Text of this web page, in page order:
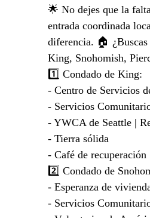
🌟 No dejes que la
entrada coordinada
diferencia. 🏠 ¿Buscas
King, Snohomish,
1️⃣ Condado de King:
- Centro de Servicios
- Servicios
- YWCA de Seattle |
- Tierra sólida
- Café de recuperación
2️⃣ Condado de
- Esperanza de
- Servicios